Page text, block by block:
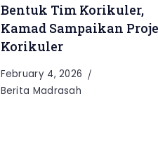
Bentuk Tim Korikuler,
Kamad Sampaikan
Korikuler
February 4, 2026
Berita Madrasah